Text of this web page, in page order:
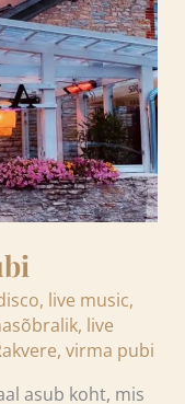
, live music,
, live
, virma pubi
asub koht, mis